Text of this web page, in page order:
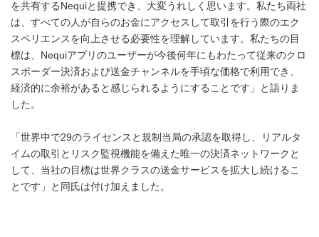
を共有するNequiと提携でき、大変うれしく思います。私たち両社
は、すべての人が自らのお金にアクセスして取引を行う際のエク
スペリエンスを向上させる必要性を理解しています。私たちの目
標は、Nequiアプリのユーザーが今後何年にもわたって従来のクロ
スボーダー決済および送金チャンネルを手頃な価格で利用でき、
経済的に余裕があると感じられるようにすることです」と語りま
した。
「世界中で29のライセンスと規制当局の承認を取得し、リアルタ
イムの取引とリスク監視機能を備えた唯一の決済ネットワークと
して、当社の目標は世界クラスの送金サービスを拡大し続けるこ
とです」と同氏は付け加えました。